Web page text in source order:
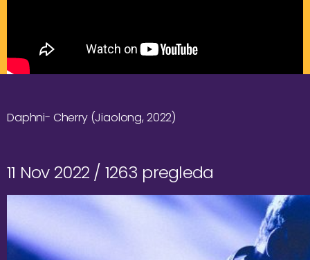
Daphni- Cherry (Jiaolong, 2022)
11 Nov 2022 / 1263 pregleda